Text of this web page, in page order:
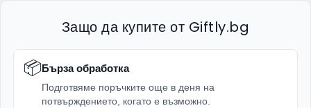
Защо да купите от Giftly.bg
📦Бърза обработка
Подготвяме поръчките още в деня на
потвърждението, когато е възможно.